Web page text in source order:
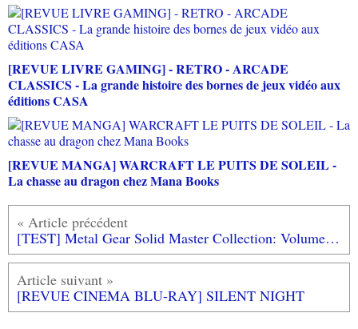
[REVUE LIVRE GAMING] - RETRO - ARCADE
CLASSICS - La grande histoire des bornes de jeux vidéo aux
éditions CASA
[REVUE MANGA] WARCRAFT LE PUITS DE SOLEIL -
La chasse au dragon chez Mana Books
[TEST] Metal Gear Solid Master Collection: Volume 1 PS5 : Plus un portage qu'un remaster et des bonus!
[REVUE CINEMA BLU-RAY] SILENT NIGHT